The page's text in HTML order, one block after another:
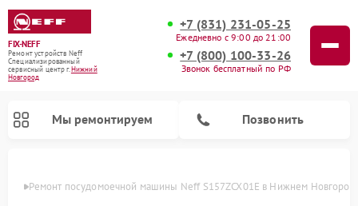
FIX-NEFF
Ремонт устройств Neff
Специализированный
cервисный центр г.Нижний
Новгород
+7 (831) 231-05-25
Ежедневно с 9:00 до 21:00
+7 (800) 100-33-26
Звонок бесплатный по РФ
Мы ремонтируем Позвонить
Ремонт посудомоечной машины Neff S157ZCX01E в Нижнем